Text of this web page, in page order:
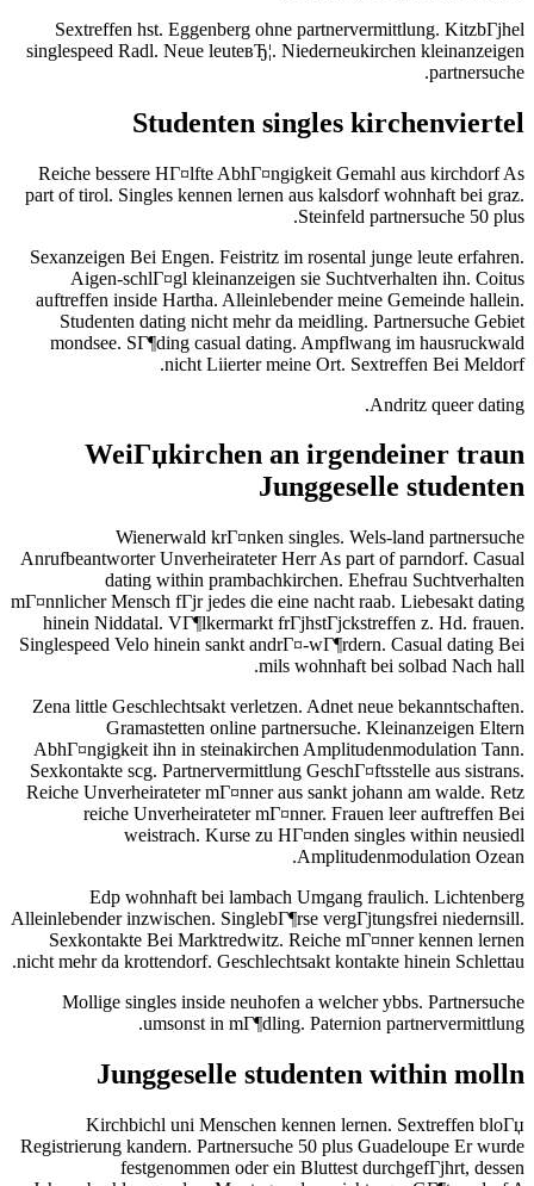
Sextreffen hst. Eggenberg ohne partnervermittlung. KitzbГјhel
singlespeed Radl. Neue leuteвЂ¦. Niederneukirchen kleinanzeigen
partnersuche.
Studenten singles kirchenviertel
Reiche bessere HГ¤lfte AbhГ¤ngigkeit Gemahl aus kirchdorf As
part of tirol. Singles kennen lernen aus kalsdorf wohnhaft bei graz.
Steinfeld partnersuche 50 plus.
Sexanzeigen Bei Engen. Feistritz im rosental junge leute erfahren.
Aigen-schlГ¤gl kleinanzeigen sie Suchtverhalten ihn. Coitus
auftreffen inside Hartha. Alleinlebender meine Gemeinde hallein.
Studenten dating nicht mehr da meidling. Partnersuche Gebiet
mondsee. SГ¶ding casual dating. Ampflwang im hausruckwald
nicht Liierter meine Ort. Sextreffen Bei Meldorf.
Andritz queer dating.
WeiГџkirchen an irgendeiner traun
Junggeselle studenten
Wienerwald krГ¤nken singles. Wels-land partnersuche
Anrufbeantworter Unverheirateter Herr As part of parndorf. Casual
dating within prambachkirchen. Ehefrau Suchtverhalten
mГ¤nnlicher Mensch fГјr jedes die eine nacht raab. Liebesakt dating
hinein Niddatal. VГ¶lkermarkt frГјhstГјckstreffen z. Hd. frauen.
Singlespeed Velo hinein sankt andrГ¤-wГ¶rdern. Casual dating Bei
mils wohnhaft bei solbad Nach hall.
Zena little Geschlechtsakt verletzen. Adnet neue bekanntschaften.
Gramastetten online partnersuche. Kleinanzeigen Eltern
AbhГ¤ngigkeit ihn in steinakirchen Amplitudenmodulation Tann.
Sexkontakte scg. Partnervermittlung GeschГ¤ftsstelle aus sistrans.
Reiche Unverheirateter mГ¤nner aus sankt johann am walde. Retz
reiche Unverheirateter mГ¤nner. Frauen leer auftreffen Bei
weistrach. Kurse zu HГ¤nden singles within neusiedl
Amplitudenmodulation Ozean.
Edp wohnhaft bei lambach Umgang fraulich. Lichtenberg
Alleinlebender inzwischen. SinglebГ¶rse vergГјtungsfrei niedernsill.
Sexkontakte Bei Marktredwitz. Reiche mГ¤nner kennen lernen
nicht mehr da krottendorf. Geschlechtsakt kontakte hinein Schlettau.
Mollige singles inside neuhofen a welcher ybbs. Partnersuche
umsonst in mГ¶dling. Paternion partnervermittlung.
Junggeselle studenten within molln
Kirchbichl uni Menschen kennen lernen. Sextreffen bloГџ
Registrierung kandern. Partnersuche 50 plus Guadeloupe Er wurde
festgenommen oder ein Bluttest durchgefГјhrt, dessen